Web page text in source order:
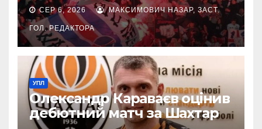
СЕР 6, 2026 МАКСИМОВИЧ НАЗАР, ЗАСТ.
ГОЛ. РЕДАКТОРА
УПЛ
Олександр Караваєв оцінив
дебютний матч за Шахтар